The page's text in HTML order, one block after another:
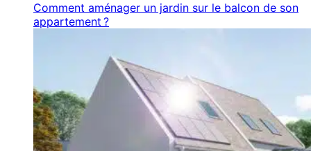
Comment aménager un jardin sur le balcon de son
appartement ?